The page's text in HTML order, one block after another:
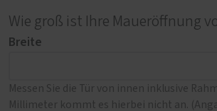
Wie groß ist Ihre Maueröffnung
Breite
Messen Sie die Tür von innen inklusive
Millimeter kommt es hierbei nicht an.